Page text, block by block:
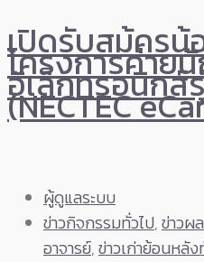
เปิดรับสม้ครน้
โครงการค่าย
อิเล็กทรอนิกส์
(NECTEC
ผู้ดูแลระบบ
ข่าวกิจกรรมทั่วไป,ข่าวผ
อาจารย์,ข่าวเก่าย้อนหลั